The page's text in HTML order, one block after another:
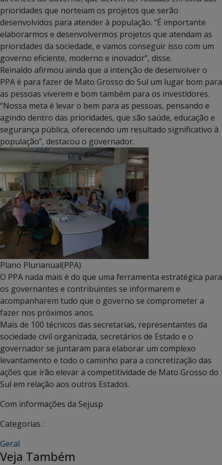
prioridades que norteiam os projetos que serão
desenvolvidos para atender à população. “É importante
elaborarmos e desenvolvermos projetos que atendam as
prioridades da sociedade, e vamos conseguir isso com um
governo eficiente, moderno e inovador”, disse.
Reinaldo afirmou ainda que a intenção de desenvolver o
PPA é para fazer de Mato Grosso do Sul um lugar bom para
as pessoas viverem e bom também para os investidores.
“Nossa meta é levar o bem para as pessoas, pensando e
agindo dentro das prioridades, que são saúde, educação e
segurança pública, oferecendo um resultado significativo à
população”, destacou o governador.
Plano Plurianual(PPA)
O PPA nada mais é do que uma ferramenta estratégica para
os governantes e contribuintes se informarem e
acompanharem tudo que o governo se comprometer a
fazer nos próximos anos.
Mais de 100 técnicos das secretarias, representantes da
sociedade civil organizada, secretários de Estado e o
governador se juntaram para elaborar um complexo
levantamento e todo o caminho para a concretização das
ações que irão elevar a competitividade de Mato Grosso do
Sul em relação aos outros Estados.
Com informações da Sejusp
Categorias :
Geral
Veja Também